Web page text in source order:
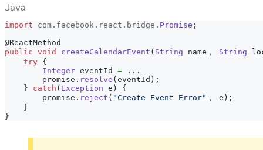
Java
import com . facebook . react . bridge . Promise ;
@ReactMethod
public void createCalendarEvent ( String name， String
try {
Integer eventId = . . .
        promise
. resolve (eventId ) ;
}
catch ( Exception e )
{
        promise
. reject ( "Create Event Error" ， e ) ;
}
}